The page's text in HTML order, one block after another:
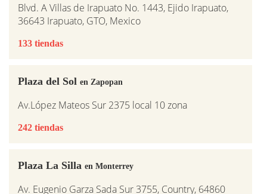
Blvd. A Villas de Irapuato No. 1443, Ejido Irapuato,
36643 Irapuato, GTO, Mexico
133 tiendas
Plaza del Sol en Zapopan
Av.López Mateos Sur 2375 local 10 zona
242 tiendas
Plaza La Silla en Monterrey
Av. Eugenio Garza Sada Sur 3755, Country, 64860